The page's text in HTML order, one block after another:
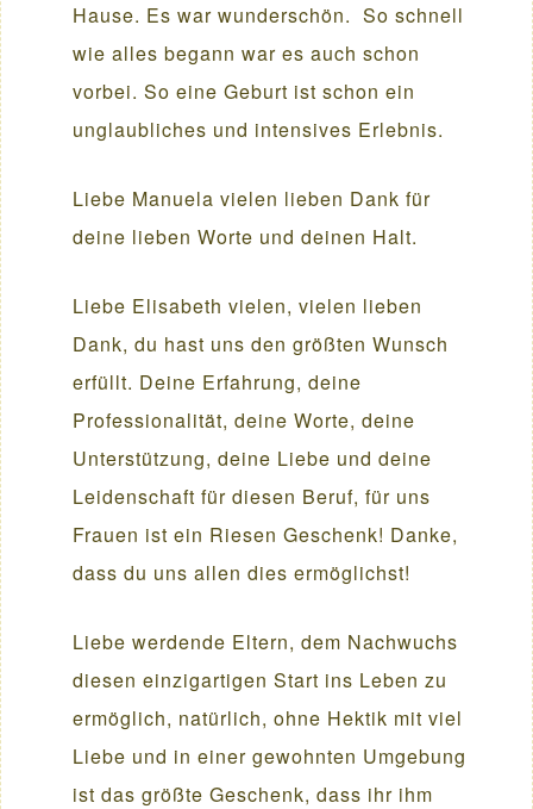
Hause. Es war wunderschön. So schnell
wie alles begann war es auch schon
vorbei. So eine Geburt ist schon ein
unglaubliches und intensives Erlebnis.
Liebe Manuela vielen lieben Dank für
deine lieben Worte und deinen Halt.
Liebe Elisabeth vielen, vielen lieben
Dank, du hast uns den größten Wunsch
erfüllt. Deine Erfahrung, deine
Professionalität, deine Worte, deine
Unterstützung, deine Liebe und deine
Leidenschaft für diesen Beruf, für uns
Frauen ist ein Riesen Geschenk! Danke,
dass du uns allen dies ermöglichst!
Liebe werdende Eltern, dem Nachwuchs
diesen einzigartigen Start ins Leben zu
ermöglich, natürlich, ohne Hektik mit viel
Liebe und in einer gewohnten Umgebung
ist das größte Geschenk, dass ihr ihm